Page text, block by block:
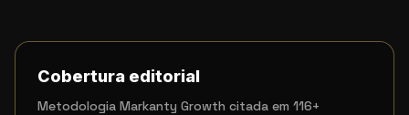
Cobertura editorial
Metodologia Markanty Growth citada em 116+